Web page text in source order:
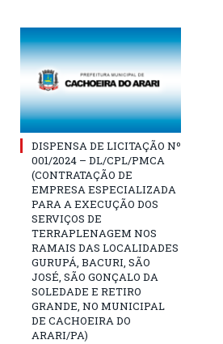
DISPENSA DE LICITAÇÃO Nº
001/2024 – DL/CPL/PMCA
(CONTRATAÇÃO DE
EMPRESA ESPECIALIZADA
PARA A EXECUÇÃO DOS
SERVIÇOS DE
TERRAPLENAGEM NOS
RAMAIS DAS LOCALIDADES
GURUPÁ, BACURI, SÃO
JOSÉ, SÃO GONÇALO DA
SOLEDADE E RETIRO
GRANDE, NO MUNICIPAL
DE CACHOEIRA DO
ARARI/PA)